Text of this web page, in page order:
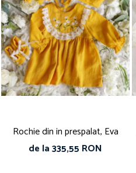
Rochie din in prespalat, Eva
de la 335,55 RON